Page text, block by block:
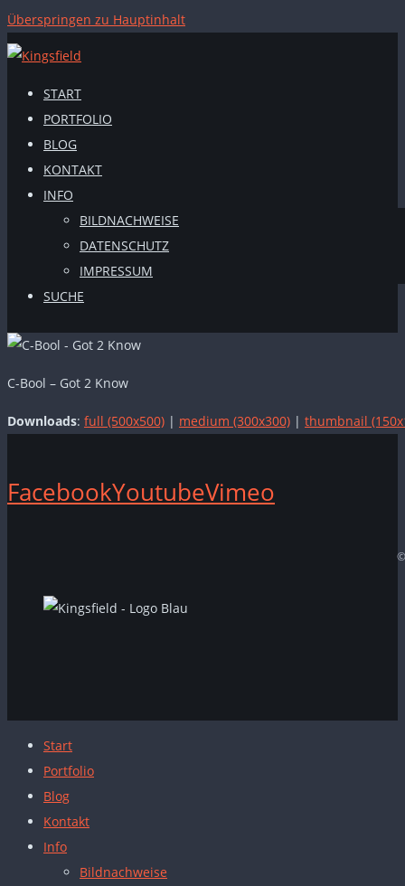
Überspringen zu Hauptinhalt
START
PORTFOLIO
BLOG
KONTAKT
INFO
BILDNACHWEISE
DATENSCHUTZ
IMPRESSUM
SUCHE
C-Bool – Got 2 Know
Downloads: full (500x500) | medium (300x300) | thumbnail
FacebookYoutubeVimeo
Start
Portfolio
Blog
Kontakt
Info
Bildnachweise